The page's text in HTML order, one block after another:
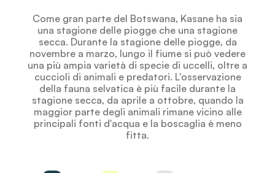
Come gran parte del Botswana, Kasane ha sia
una stagione delle piogge che una stagione
secca. Durante la stagione delle piogge, da
novembre a marzo, lungo il fiume si può vedere
una più ampia varietà di specie di uccelli, oltre a
cuccioli di animali e predatori. L'osservazione
della fauna selvatica è più facile durante la
stagione secca, da aprile a ottobre, quando la
maggior parte degli animali rimane vicino alle
principali fonti d'acqua e la boscaglia è meno
fitta.